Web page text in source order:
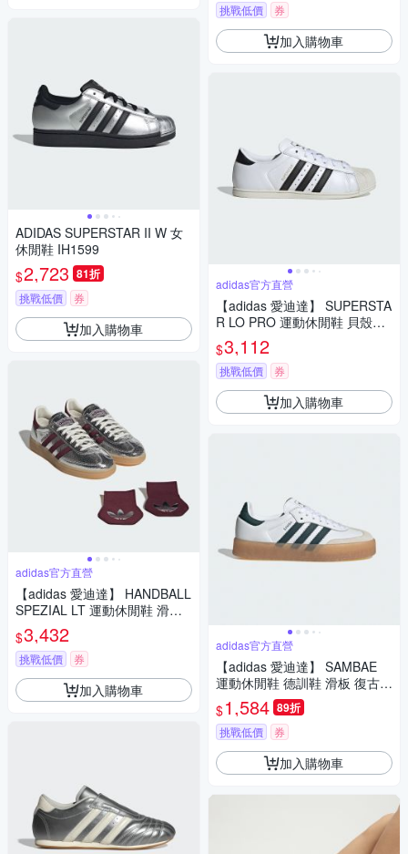
ADIDAS SUPERSTAR II W 女
休閒鞋 IH1599
$2,723 81折
挑戰低價 券
加入購物車
adidas官方直營
【adidas 愛迪達】 HANDBALL
SPEZIAL LT 運動休閒鞋 滑板
德訓鞋 復古 女鞋 - Originals K
K4447
$3,432
挑戰低價 券
加入購物車
挑戰低價
券
加入購物車
adidas官方直營
【adidas 愛迪達】 SUPERSTA
R LO PRO 運動休閒鞋 貝殼鞋
薄底鞋 女鞋 - Originals KK042
7
$3,112
挑戰低價 券
加入購物車
adidas官方直營
【adidas 愛迪達】 SAMBAE
運動休閒鞋 德訓鞋 滑板 復古
女鞋 - Originals JQ0983
$1,584 89折
挑戰低價 券
加入購物車